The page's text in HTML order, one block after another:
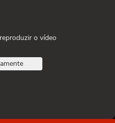
o vídeo